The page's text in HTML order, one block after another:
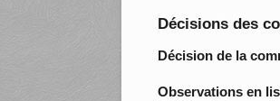
Décisions des
Décision de la
Observations en